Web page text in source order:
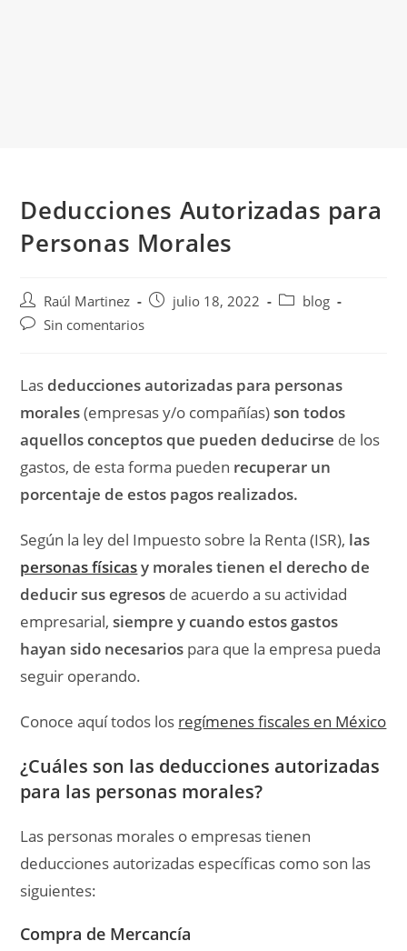
Deducciones Autorizadas para
Personas Morales
Raúl Martinez julio 18, 2022
blog
Sin comentarios
Las deducciones autorizadas para personas
morales(empresas y/o compañías)son todos
aquellos conceptos que pueden deducirse de los
gastos, de esta forma pueden recuperar un
porcentaje de estos pagos realizados.
Según la ley del Impuesto sobre la Renta (ISR), las
personas físicasy morales tienen el derecho de
deducir sus egresos de acuerdo a su actividad
empresarial,siempre y cuando estos gastos
hayan sido necesarios para que la empresa pueda
seguir operando.
Conoce aquí todos los regímenes fiscales en México
¿Cuáles son las deducciones autorizadas
para las personas morales?
Las personas morales o empresas tienen
deducciones autorizadas específicas como son las
siguientes:
Compra de Mercancía